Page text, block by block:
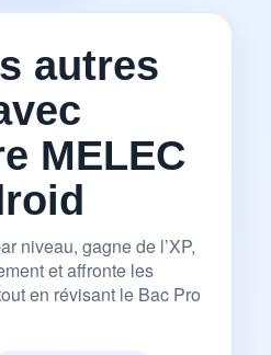
autres
MELEC
niveau, gagne de l’XP,
et affronte les
en révisant le Bac Pro